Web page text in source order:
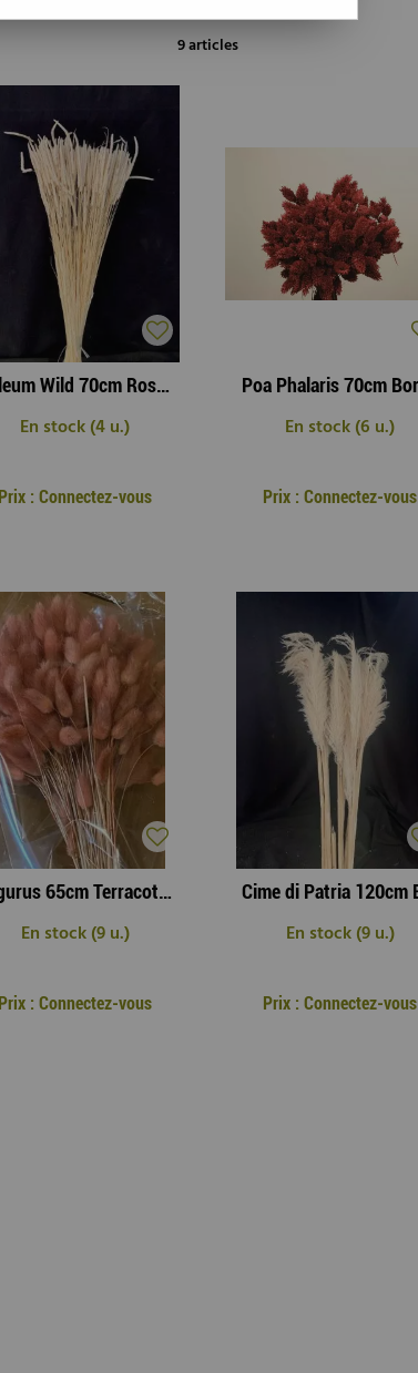
9 articles
Phleum Wild 70cm Rose ( x 150g )
En stock (4 u.)
Prix : Connectez-vous
En stock (6 u.)
Prix : Connectez-vous
Lagurus 65cm Terracotta ( 100g )
En stock (9 u.)
Prix : Connectez-vous
En stock (9 u.)
Prix : Connectez-vous